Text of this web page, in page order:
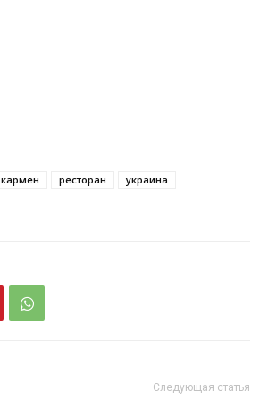
кармен ресторан
украина
Следующая статья